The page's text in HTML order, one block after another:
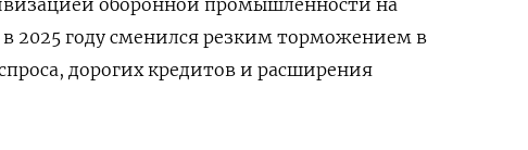
2025 ‍году сменился резким торможением в
‍дорогих кредитов и расширения